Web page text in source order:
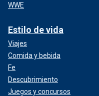
WWE
Estilo de vida
Viajes
Comida y bebida
Fe
Descubrimiento
Juegos y concursos